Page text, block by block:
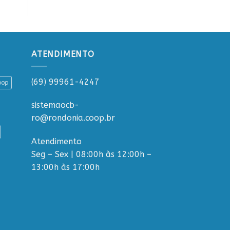
ATENDIMENTO
(69) 99961-4247
sistemaocb-
ro@rondonia.coop.br
Atendimento
Seg – Sex | 08:00h às 12:00h –
13:00h às 17:00h